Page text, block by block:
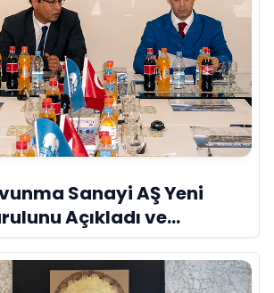
Sanayi AŞ Yeni
Açıkladı ve
Küresel Vizyon